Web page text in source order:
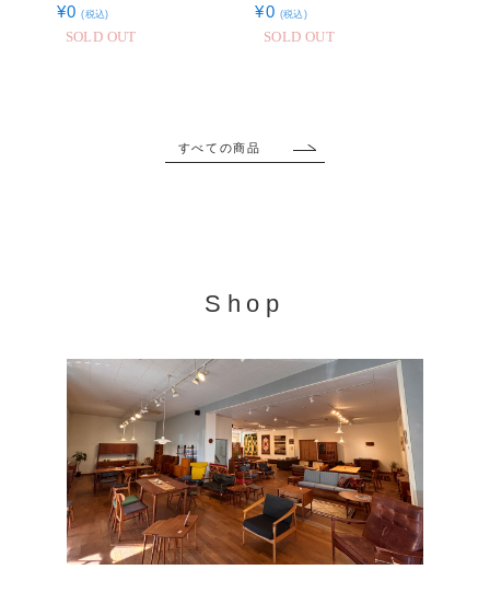
SOLD OUT
¥0 (税込)
SOLD OUT
¥0 (税込)
すべての商品
Shop